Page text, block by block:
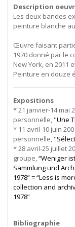
Description
Les deux bandes
peinture blanche
Œuvre faisant
1970 donné par le
New York, en 2011
Peinture en douze
Expositions
* 21 janvier-14 mai
personnelle, "Une
* 11 avril-10 juin
personnelle,
* 28 avril-25 juillet
groupe,“Weniger
Sammlung und
1978” = “Less is
collection and
1978”
Bibliographie